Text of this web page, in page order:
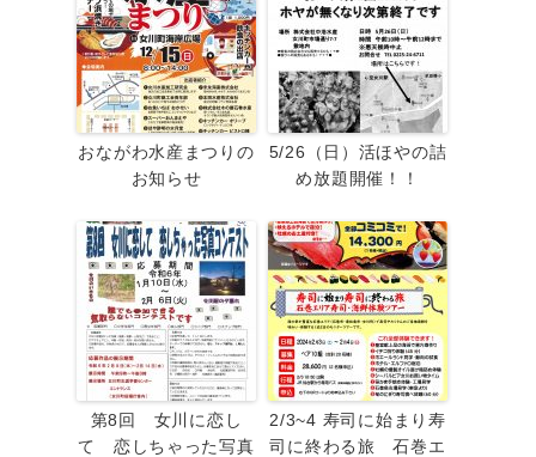
おながわ水産まつりの
お知らせ
5/26（日）活ほやの詰
め放題開催！！
第8回 女川に恋し
て 恋しちゃった写真
2/3~4 寿司に始まり寿
司に終わる旅 石巻エ